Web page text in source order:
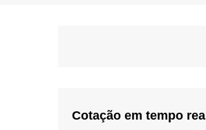
Cotação em tempo real